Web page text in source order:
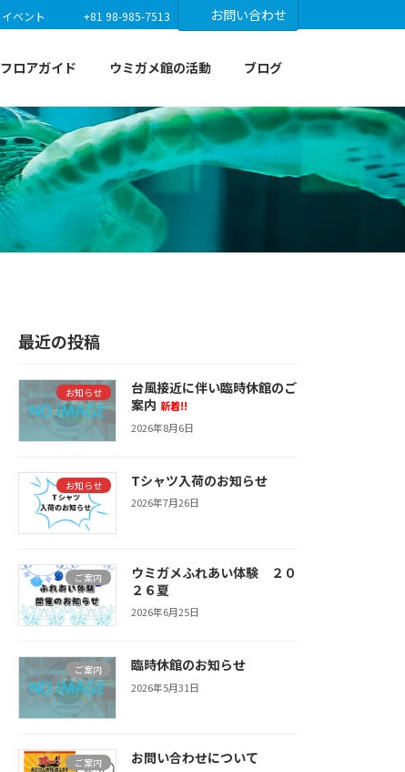
イベント +81 98-985-7513 お問い合わせ
フロアガイド ウミガメ館の活動 ブログ
最近の投稿
お知らせ
台風接近に伴い臨時休館のご
案内 新着!!
2026年8月6日
お知らせ Tシャツ入荷のお知らせ
2026年7月26日
ご案内
ウミガメふれあい体験 ２０
２６夏
2026年6月25日
ご案内 臨時休館のお知らせ
2026年5月31日
ご案内 お問い合わせについて